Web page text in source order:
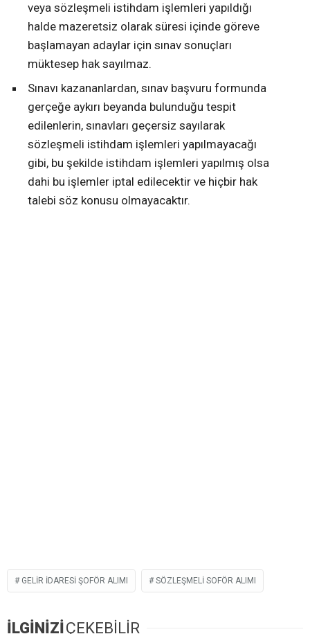
veya sözleşmeli istihdam işlemleri yapıldığı
halde mazeretsiz olarak süresi içinde göreve
başlamayan adaylar için sınav sonuçları
müktesep hak sayılmaz.
Sınavı kazananlardan, sınav başvuru formunda
gerçeğe aykırı beyanda bulunduğu tespit
edilenlerin, sınavları geçersiz sayılarak
sözleşmeli istihdam işlemleri yapılmayacağı
gibi, bu şekilde istihdam işlemleri yapılmış olsa
dahi bu işlemler iptal edilecektir ve hiçbir hak
talebi söz konusu olmayacaktır.
GELIR IDARESI ŞOFÖR ALIMI SÖZLEŞMELI SOFÖR ALIMI
İLGİNİZİ ÇEKEBİLİR